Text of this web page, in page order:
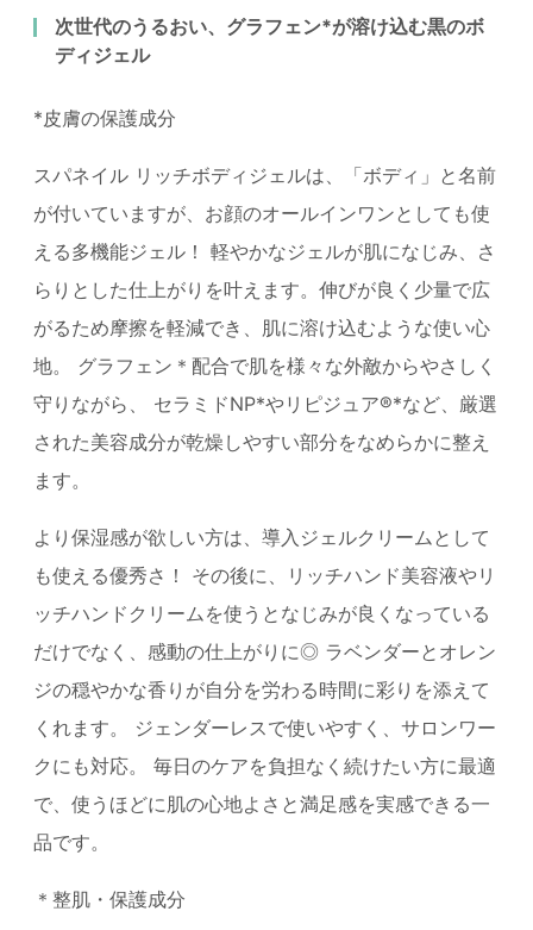
次世代のうるおい、グラフェン*が溶け込む黒のボ
ディジェル
*皮膚の保護成分
スパネイル リッチボディジェルは、「ボディ」と名前
が付いていますが、お顔のオールインワンとしても使
える多機能ジェル！ 軽やかなジェルが肌になじみ、さ
らりとした仕上がりを叶えます。伸びが良く少量で広
がるため摩擦を軽減でき、肌に溶け込むような使い心
地。 グラフェン＊配合で肌を様々な外敵からやさしく
守りながら、 セラミドNP*やリピジュア®*など、厳選
された美容成分が乾燥しやすい部分をなめらかに整え
ます。
より保湿感が欲しい方は、導入ジェルクリームとして
も使える優秀さ！ その後に、リッチハンド美容液やリ
ッチハンドクリームを使うとなじみが良くなっている
だけでなく、感動の仕上がりに◎ ラベンダーとオレン
ジの穏やかな香りが自分を労わる時間に彩りを添えて
くれます。 ジェンダーレスで使いやすく、サロンワー
クにも対応。 毎日のケアを負担なく続けたい方に最適
で、使うほどに肌の心地よさと満足感を実感できる一
品です。
＊整肌・保護成分